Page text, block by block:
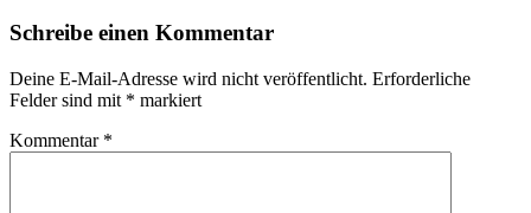
Schreibe einen Kommentar
Deine E-Mail-Adresse wird nicht veröffentlicht. Erforderliche
Felder sind mit * markiert
Kommentar *